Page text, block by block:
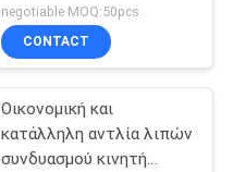
αντλιών διπλές αντλίες
τυμπάνων ιξώδους
δράσης υψηλές
negotiable MOQ:50pcs
CONTACT
Οικονομική και
κατάλληλη αντλία λιπών
συνδυασμού κινητή